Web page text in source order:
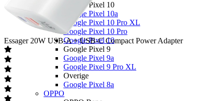
Google Pixel 10
Google Pixel 10a
Google Pixel 10 Pro XL
Google Pixel 10 Pro
Google Pixel 10
Google Pixel 9
Google Pixel 9a
Google Pixel 9 Pro XL
Overige
Google Pixel 8a
OPPO
Essager 20W USB-A + USB-C Compact Power Adapter